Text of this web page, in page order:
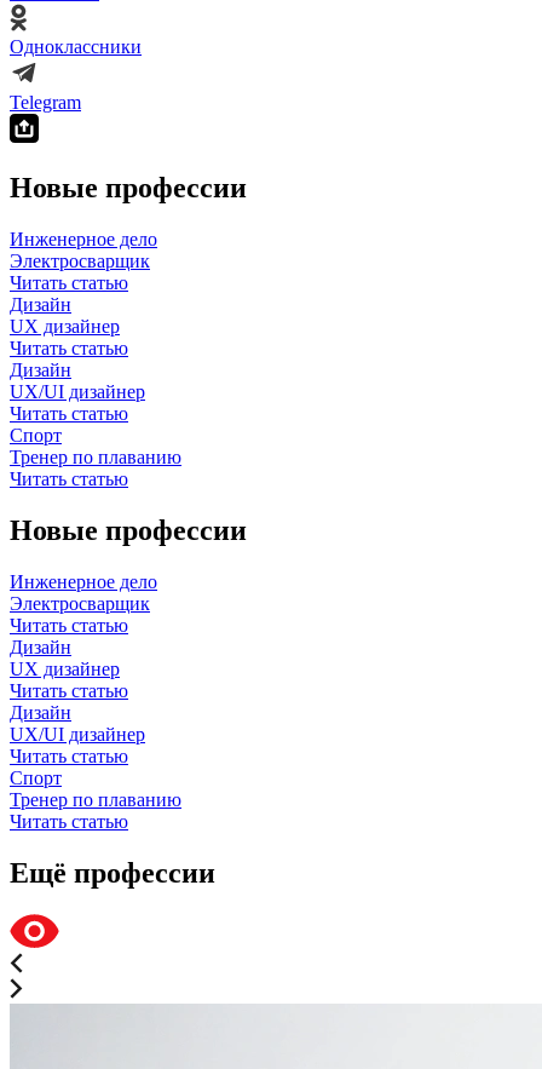
Одноклассники
Telegram
Новые профессии
Инженерное дело
Электросварщик
Читать статью
Дизайн
UX дизайнер
Читать статью
Дизайн
UX/UI дизайнер
Читать статью
Спорт
Тренер по плаванию
Читать статью
Новые профессии
Инженерное дело
Электросварщик
Читать статью
Дизайн
UX дизайнер
Читать статью
Дизайн
UX/UI дизайнер
Читать статью
Спорт
Тренер по плаванию
Читать статью
Ещё профессии